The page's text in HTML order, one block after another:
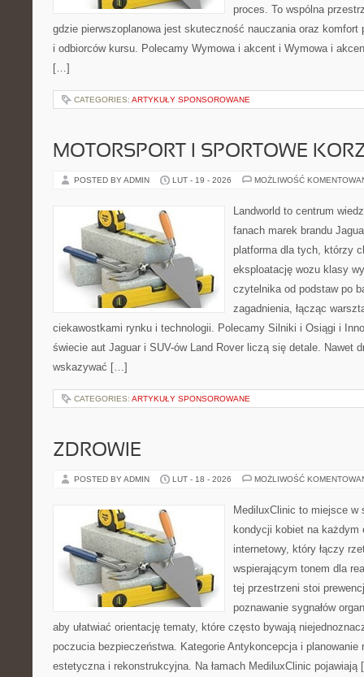
proces. To wspólna
gdzie pierwszoplanowa jest skuteczność nauczania oraz
i odbiorców kursu. Polecamy Wymowa i akcent i Wymowa i
[…]
CATEGORIES: ARTYKUŁY SPONSOROWANE
MOTORSPORT I SPORTOWE
POSTED BY ADMIN LUT - 19 - 2026 MOŻLIWOŚĆ
Landworld to centrum
fanach marek brandu
platforma dla tych, którzy
eksploatację wozu klasy
czytelnika od podstaw po
zagadnienia, łącząc
ciekawostkami rynku i technologii. Polecamy Silniki i Osiągi i
świecie aut Jaguar i SUV-ów Land Rover liczą się detale. Nawet
wskazywać […]
CATEGORIES: ARTYKUŁY SPONSOROWANE
ZDROWIE
POSTED BY ADMIN LUT - 18 - 2026 MOŻLIWOŚĆ
MediluxClinic to miejsce
kondycji kobiet na każdym
internetowy, który łączy
wspierającym tonem dla
tej przestrzeni stoi
poznawanie sygnałów
aby ułatwiać orientację tematy, które często bywają
poczucia bezpieczeństwa. Kategorie Antykoncepcja i planowanie
estetyczna i rekonstrukcyjna. Na łamach MediluxClinic